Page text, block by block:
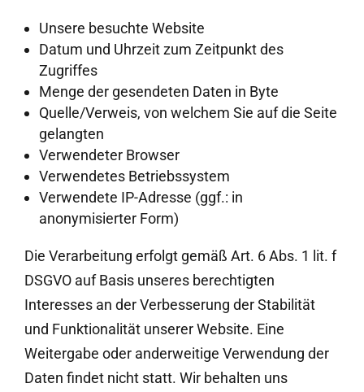
Unsere besuchte Website
Datum und Uhrzeit zum Zeitpunkt des
Zugriffes
Menge der gesendeten Daten in Byte
Quelle/Verweis, von welchem Sie auf die Seite
gelangten
Verwendeter Browser
Verwendetes Betriebssystem
Verwendete IP-Adresse (ggf.: in
anonymisierter Form)
Die Verarbeitung erfolgt gemäß Art. 6 Abs. 1 lit. f
DSGVO auf Basis unseres berechtigten
Interesses an der Verbesserung der Stabilität
und Funktionalität unserer Website. Eine
Weitergabe oder anderweitige Verwendung der
Daten findet nicht statt. Wir behalten uns